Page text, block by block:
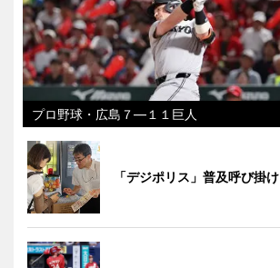
プロ野球・広島７―１１巨人
「デジポリス」普及呼び掛け